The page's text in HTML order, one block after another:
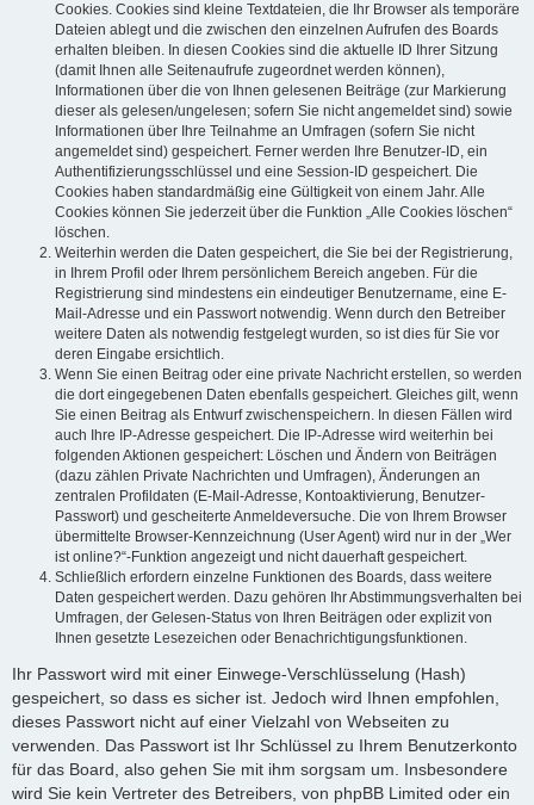
Cookies. Cookies sind kleine Textdateien, die Ihr Browser als temporäre
Dateien ablegt und die zwischen den einzelnen Aufrufen des Boards
erhalten bleiben. In diesen Cookies sind die aktuelle ID Ihrer Sitzung
(damit Ihnen alle Seitenaufrufe zugeordnet werden können),
Informationen über die von Ihnen gelesenen Beiträge (zur Markierung
dieser als gelesen/ungelesen; sofern Sie nicht angemeldet sind) sowie
Informationen über Ihre Teilnahme an Umfragen (sofern Sie nicht
angemeldet sind) gespeichert. Ferner werden Ihre Benutzer-ID, ein
Authentifizierungsschlüssel und eine Session-ID gespeichert. Die
Cookies haben standardmäßig eine Gültigkeit von einem Jahr. Alle
Cookies können Sie jederzeit über die Funktion „Alle Cookies löschen“
löschen.
Weiterhin werden die Daten gespeichert, die Sie bei der Registrierung,
in Ihrem Profil oder Ihrem persönlichem Bereich angeben. Für die
Registrierung sind mindestens ein eindeutiger Benutzername, eine E-
Mail-Adresse und ein Passwort notwendig. Wenn durch den Betreiber
weitere Daten als notwendig festgelegt wurden, so ist dies für Sie vor
deren Eingabe ersichtlich.
Wenn Sie einen Beitrag oder eine private Nachricht erstellen, so werden
die dort eingegebenen Daten ebenfalls gespeichert. Gleiches gilt, wenn
Sie einen Beitrag als Entwurf zwischenspeichern. In diesen Fällen wird
auch Ihre IP-Adresse gespeichert. Die IP-Adresse wird weiterhin bei
folgenden Aktionen gespeichert: Löschen und Ändern von Beiträgen
(dazu zählen Private Nachrichten und Umfragen), Änderungen an
zentralen Profildaten (E-Mail-Adresse, Kontoaktivierung, Benutzer-
Passwort) und gescheiterte Anmeldeversuche. Die von Ihrem Browser
übermittelte Browser-Kennzeichnung (User Agent) wird nur in der „Wer
ist online?“-Funktion angezeigt und nicht dauerhaft gespeichert.
Schließlich erfordern einzelne Funktionen des Boards, dass weitere
Daten gespeichert werden. Dazu gehören Ihr Abstimmungsverhalten bei
Umfragen, der Gelesen-Status von Ihren Beiträgen oder explizit von
Ihnen gesetzte Lesezeichen oder Benachrichtigungsfunktionen.
Ihr Passwort wird mit einer Einwege-Verschlüsselung (Hash)
gespeichert, so dass es sicher ist. Jedoch wird Ihnen empfohlen,
dieses Passwort nicht auf einer Vielzahl von Webseiten zu
verwenden. Das Passwort ist Ihr Schlüssel zu Ihrem Benutzerkonto
für das Board, also gehen Sie mit ihm sorgsam um. Insbesondere
wird Sie kein Vertreter des Betreibers, von phpBB Limited oder ein